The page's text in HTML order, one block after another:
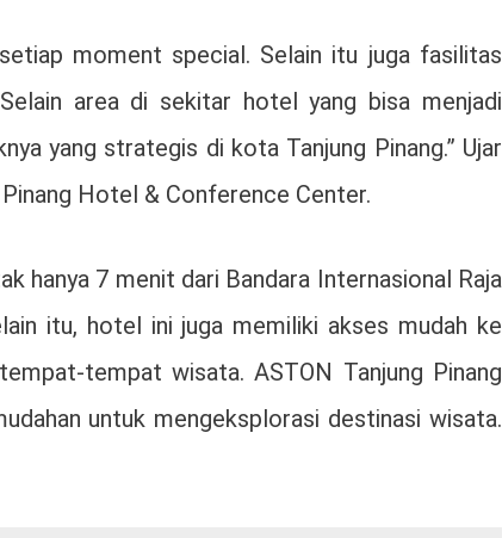
moment special. Selain itu juga fasilitas
area di sekitar hotel yang bisa menjadi
yang strategis di kota Tanjung Pinang.” Ujar
Hotel & Conference Center.
hanya 7 menit dari Bandara Internasional Raja
itu, hotel ini juga memiliki akses mudah ke
tempat wisata. ASTON Tanjung Pinang
untuk mengeksplorasi destinasi wisata.